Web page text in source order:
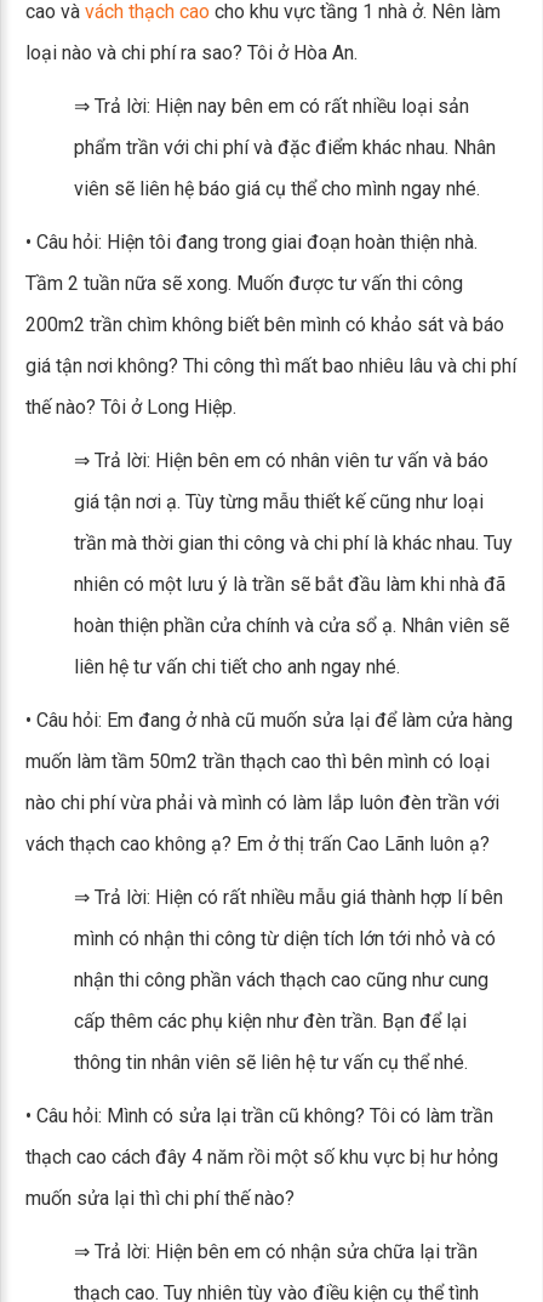
cao và vách thạch cao cho khu vực tầng 1 nhà ở. Nên làm
loại nào và chi phí ra sao? Tôi ở Hòa An.
⇒ Trả lời: Hiện nay bên em có rất nhiều loại sản
phẩm trần với chi phí và đặc điểm khác nhau. Nhân
viên sẽ liên hệ báo giá cụ thể cho mình ngay nhé.
• Câu hỏi: Hiện tôi đang trong giai đoạn hoàn thiện nhà.
Tầm 2 tuần nữa sẽ xong. Muốn được tư vấn thi công
200m2 trần chìm không biết bên mình có khảo sát và báo
giá tận nơi không? Thi công thì mất bao nhiêu lâu và chi phí
thế nào? Tôi ở Long Hiệp.
⇒ Trả lời: Hiện bên em có nhân viên tư vấn và báo
giá tận nơi ạ. Tùy từng mẫu thiết kế cũng như loại
trần mà thời gian thi công và chi phí là khác nhau. Tuy
nhiên có một lưu ý là trần sẽ bắt đầu làm khi nhà đã
hoàn thiện phần cửa chính và cửa sổ ạ. Nhân viên sẽ
liên hệ tư vấn chi tiết cho anh ngay nhé.
• Câu hỏi: Em đang ở nhà cũ muốn sửa lại để làm cửa hàng
muốn làm tầm 50m2 trần thạch cao thì bên mình có loại
nào chi phí vừa phải và mình có làm lắp luôn đèn trần với
vách thạch cao không ạ? Em ở thị trấn Cao Lãnh luôn ạ?
⇒ Trả lời: Hiện có rất nhiều mẫu giá thành hợp lí bên
mình có nhận thi công từ diện tích lớn tới nhỏ và có
nhận thi công phần vách thạch cao cũng như cung
cấp thêm các phụ kiện như đèn trần. Bạn để lại
thông tin nhân viên sẽ liên hệ tư vấn cụ thể nhé.
• Câu hỏi: Mình có sửa lại trần cũ không? Tôi có làm trần
thạch cao cách đây 4 năm rồi một số khu vực bị hư hỏng
muốn sửa lại thì chi phí thế nào?
⇒ Trả lời: Hiện bên em có nhận sửa chữa lại trần
thạch cao. Tuy nhiên tùy vào điều kiện cụ thể tình